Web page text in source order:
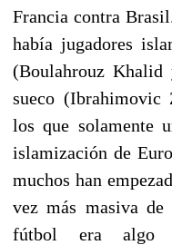
Francia contra
había jugadores
(Boulahrouz
sueco (Ibrahimovic
los que solamente
islamización de
muchos han
vez más masiva
fútbol era algo